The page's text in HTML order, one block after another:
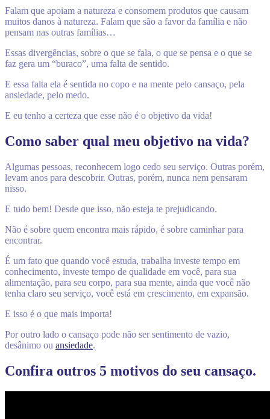
Falam que apoiam a natureza e consomem produtos que causam
muitos danos à natureza. Falam que são a favor da família e não
pensam nas outras famílias…
Essas divergências, sobre o que se fala, o que se pensa e o que se
faz gera um “buraco”, uma falta de sentido.
E essa falta ela é sentida no copo e na mente pelo cansaço, pela
ansiedade, pelo medo.
E eu tenho a certeza que esse não é o objetivo da vida!
Como saber qual meu objetivo na vida?
Algumas pessoas, reconhecem logo cedo seu serviço. Outras porém,
levam anos para descobrir. Outras, porém, nunca nem pensaram
nisso.
E tudo bem! Desde que isso, não esteja te prejudicando.
Não é sobre quem encontra mais rápido, é sobre caminhar para
encontrar.
É um fato que quando você estuda, trabalha investe tempo em
conhecimento, investe tempo de qualidade em você, para sua
alimentação, para seu corpo, para sua mente, ainda que você não
tenha claro seu serviço, você está em crescimento, em expansão.
E isso é o que mais importa!
Por outro lado o cansaço pode não ser sentimento de vazio,
desânimo ou ansiedade.
Confira outros 5 motivos do seu cansaço.